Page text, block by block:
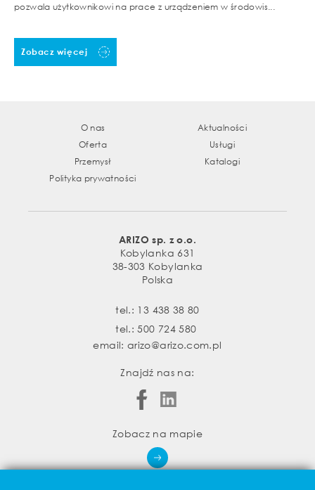
pozwala użytkownikowi na prace z urządzeniem w środowis...
Zobacz więcej
O nas
Aktualności
Oferta
Usługi
Przemysł
Katalogi
Polityka prywatności
ARIZO sp. z o.o.
Kobylanka 631
38-303 Kobylanka
Polska
tel.: 13 438 38 80
tel.:500 724 580
email:arizo@arizo.com.pl
Znajdź nas na:
Zobacz na mapie